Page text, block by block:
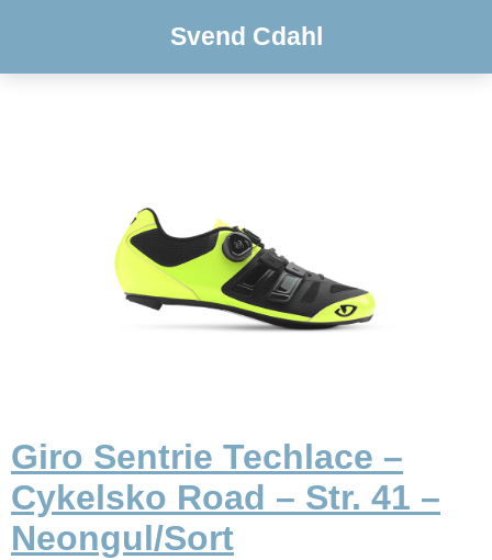
Svend Cdahl
Giro Sentrie Techlace –
Cykelsko Road – Str. 41 –
Neongul/Sort